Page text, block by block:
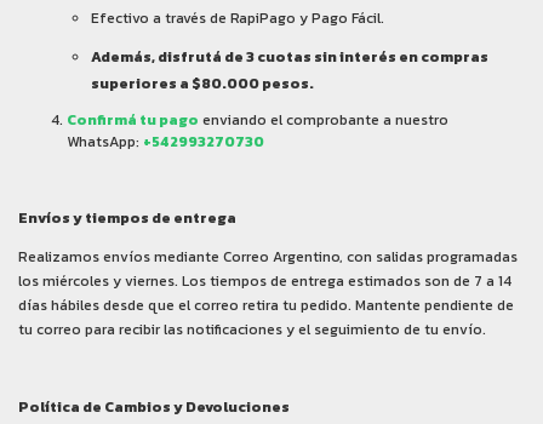
Efectivo a través de RapiPago y Pago Fácil.
Además, disfrutá de 3 cuotas sin interés en compras
superiores a $80.000 pesos.
Confirmá tu pago enviando el comprobante a nuestro
WhatsApp: +542993270730
Envíos y tiempos de entrega
Realizamos envíos mediante Correo Argentino, con salidas programadas
los miércoles y viernes. Los tiempos de entrega estimados son de 7 a 14
días hábiles desde que el correo retira tu pedido. Mantente pendiente de
tu correo para recibir las notificaciones y el seguimiento de tu envío.
Política de Cambios y Devoluciones